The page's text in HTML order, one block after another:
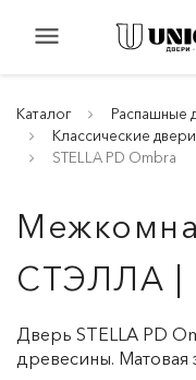
menu
Каталог
Распашные
Классические
STELLA PD Ombra
СТЭЛЛА |
Дверь STELLA PD
древесины. Матовая